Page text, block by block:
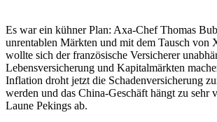
Es war ein kühner Plan: Axa-Chef Thomas
unrentablen Märkten und mit dem Tausch
wollte sich der französische Versicherer
Lebensversicherung und Kapitalmärkten
Inflation droht jetzt die Schadenversicherung
werden und das China-Geschäft hängt zu sehr
Laune Pekings ab.